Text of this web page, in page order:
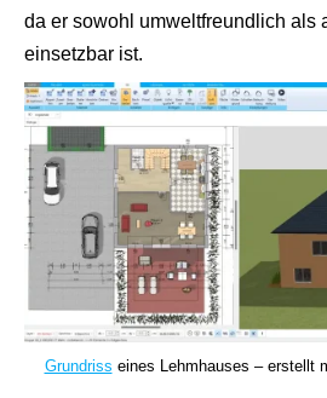
da er sowohl umweltfreundlich als
einsetzbar ist.
Grundriss eines Lehmhauses – erstellt